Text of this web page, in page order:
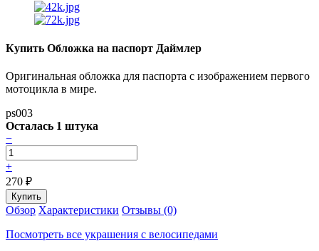
Купить Обложка на паспорт Даймлер
Оригинальная обложка для паспорта с изображением первого
мотоцикла в мире.
ps003
Осталась 1 штука
−
+
270 ₽
Обзор Характеристики Отзывы (0)
Посмотреть все украшения с велосипедами